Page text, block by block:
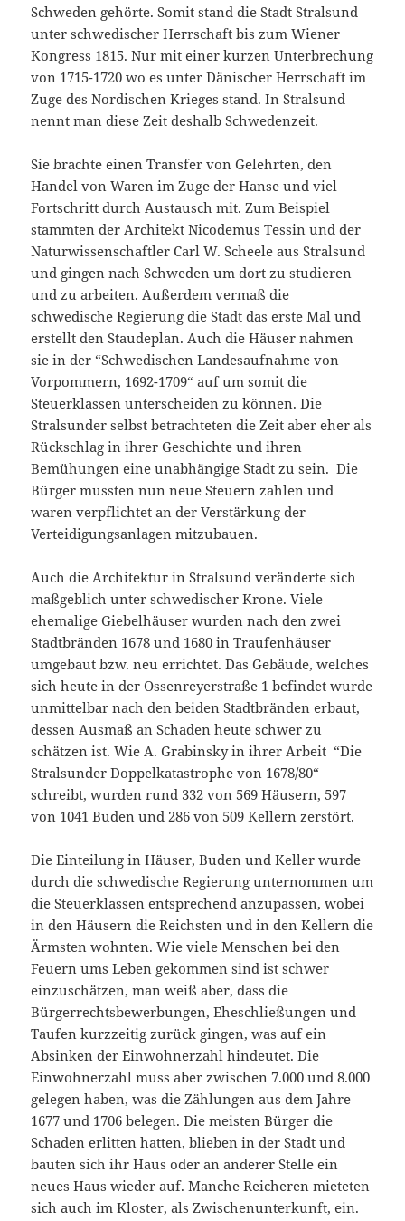
Schweden gehörte. Somit stand die Stadt Stralsund
unter schwedischer Herrschaft bis zum Wiener
Kongress 1815. Nur mit einer kurzen Unterbrechung
von 1715-1720 wo es unter Dänischer Herrschaft im
Zuge des Nordischen Krieges stand. In Stralsund
nennt man diese Zeit deshalb Schwedenzeit.
Sie brachte einen Transfer von Gelehrten, den
Handel von Waren im Zuge der Hanse und viel
Fortschritt durch Austausch mit. Zum Beispiel
stammten der Architekt Nicodemus Tessin und der
Naturwissenschaftler Carl W. Scheele aus Stralsund
und gingen nach Schweden um dort zu studieren
und zu arbeiten. Außerdem vermaß die
schwedische Regierung die Stadt das erste Mal und
erstellt den Staudeplan. Auch die Häuser nahmen
sie in der “Schwedischen Landesaufnahme von
Vorpommern, 1692-1709“ auf um somit die
Steuerklassen unterscheiden zu können. Die
Stralsunder selbst betrachteten die Zeit aber eher als
Rückschlag in ihrer Geschichte und ihren
Bemühungen eine unabhängige Stadt zu sein. Die
Bürger mussten nun neue Steuern zahlen und
waren verpflichtet an der Verstärkung der
Verteidigungsanlagen mitzubauen.
Auch die Architektur in Stralsund veränderte sich
maßgeblich unter schwedischer Krone. Viele
ehemalige Giebelhäuser wurden nach den zwei
Stadtbränden 1678 und 1680 in Traufenhäuser
umgebaut bzw. neu errichtet. Das Gebäude, welches
sich heute in der Ossenreyerstraße 1 befindet wurde
unmittelbar nach den beiden Stadtbränden erbaut,
dessen Ausmaß an Schaden heute schwer zu
schätzen ist. Wie A. Grabinsky in ihrer Arbeit “Die
Stralsunder Doppelkatastrophe von 1678/80“
schreibt, wurden rund 332 von 569 Häusern, 597
von 1041 Buden und 286 von 509 Kellern zerstört.
Die Einteilung in Häuser, Buden und Keller wurde
durch die schwedische Regierung unternommen um
die Steuerklassen entsprechend anzupassen, wobei
in den Häusern die Reichsten und in den Kellern die
Ärmsten wohnten. Wie viele Menschen bei den
Feuern ums Leben gekommen sind ist schwer
einzuschätzen, man weiß aber, dass die
Bürgerrechtsbewerbungen, Eheschließungen und
Taufen kurzzeitig zurück gingen, was auf ein
Absinken der Einwohnerzahl hindeutet. Die
Einwohnerzahl muss aber zwischen 7.000 und 8.000
gelegen haben, was die Zählungen aus dem Jahre
1677 und 1706 belegen. Die meisten Bürger die
Schaden erlitten hatten, blieben in der Stadt und
bauten sich ihr Haus oder an anderer Stelle ein
neues Haus wieder auf. Manche Reicheren mieteten
sich auch im Kloster, als Zwischenunterkunft, ein.